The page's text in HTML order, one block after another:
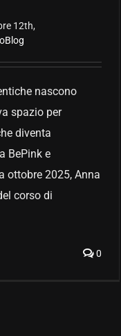
12th,
nascono
spazio per
diventa
BePink e
ottobre 2025, Anna
corso di
0